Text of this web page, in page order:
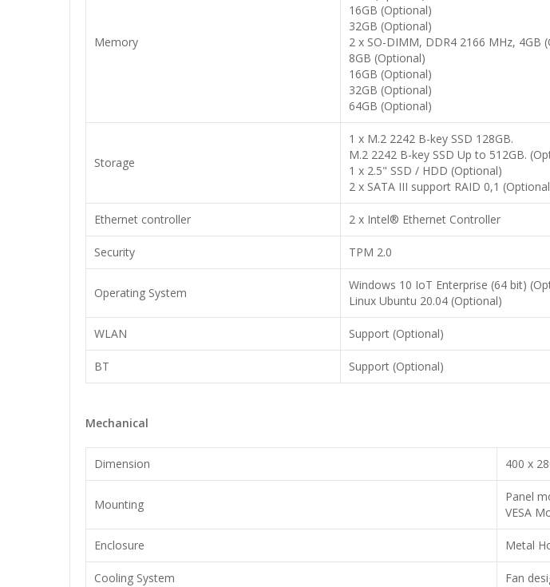
Memory
16GB (Optional)
32GB (Optional)
2 x SO-DIMM, DDR4 2166 MHz, 4GB
8GB (Optional)
16GB (Optional)
32GB (Optional)
64GB (Optional)
Storage
1 x M.2 2242 B-key SSD 128GB.
M.2 2242 B-key SSD Up to 512GB.
1 x 2.5" SSD / HDD (Optional)
2 x SATA III support RAID 0,1
Ethernet controller 2 x Intel® Ethernet Controller
Security TPM 2.0
Operating System
Windows 10 IoT Enterprise (64 bit)
Linux Ubuntu 20.04 (Optional)
WLAN Support (Optional)
BT Support (Optional)
Mechanical
Dimension 400 x
Mounting
Panel
VESA
Enclosure Metal
Cooling System Fan